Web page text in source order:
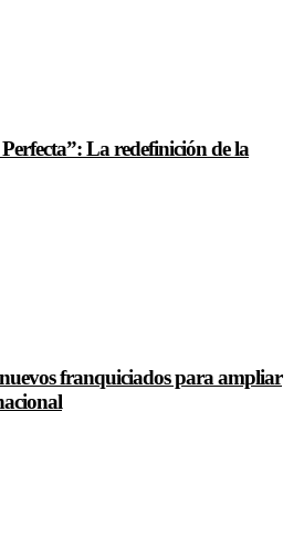
La redefinición de la
franquiciados para ampliar